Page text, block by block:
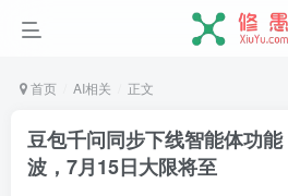
首页 AI相关 正文
豆包千问同步下线智能体功
波，7月15日大限将至